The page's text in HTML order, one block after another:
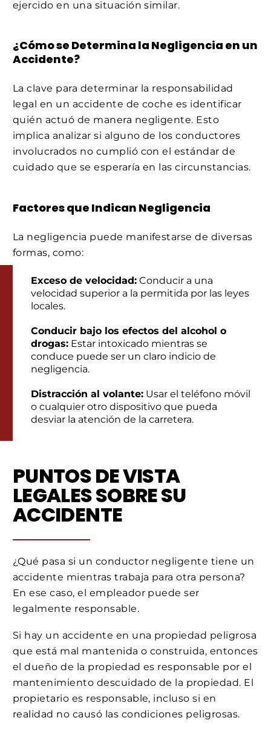
ejercido en una situación similar.
¿Cómo se Determina la Negligencia en un
Accidente?
La clave para determinar la responsabilidad
legal en un accidente de coche es identificar
quién actuó de manera negligente. Esto
implica analizar si alguno de los conductores
involucrados no cumplió con el estándar de
cuidado que se esperaría en las circunstancias.
Factores que Indican Negligencia
La negligencia puede manifestarse de diversas
formas, como:
Exceso de velocidad: Conducir a una
velocidad superior a la permitida por las leyes
locales.
Conducir bajo los efectos del alcohol o
drogas: Estar intoxicado mientras se
conduce puede ser un claro indicio de
negligencia.
Distracción al volante: Usar el teléfono móvil
o cualquier otro dispositivo que pueda
desviar la atención de la carretera.
PUNTOS DE VISTA
LEGALES SOBRE SU
ACCIDENTE
¿Qué pasa si un conductor negligente tiene un
accidente mientras trabaja para otra persona?
En ese caso, el empleador puede ser
legalmente responsable.
Si hay un accidente en una propiedad peligrosa
que está mal mantenida o construida, entonces
el dueño de la propiedad es responsable por el
mantenimiento descuidado de la propiedad. El
propietario es responsable, incluso si en
realidad no causó las condiciones peligrosas.